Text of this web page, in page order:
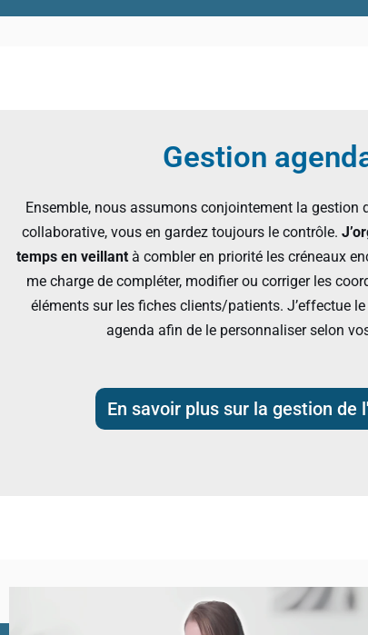
Gestion
Ensemble, nous assumons conjointement la gestion
collaborative, vous en gardez toujours le contrôle.
temps en veillant à combler en priorité les créneaux
me charge de compléter, modifier ou corriger les
éléments sur les fiches clients/patients. J’effectue
agenda afin de le personnaliser selon
En savoir plus sur la gestion de